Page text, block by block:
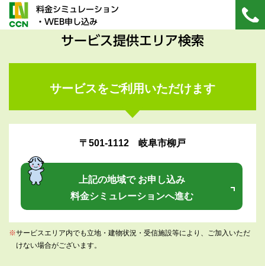
料金シミュレーション
・WEB申し込み
サービス提供エリア検索
サービスをご利用いただけます
〒501-1112 岐阜市柳戸
上記の地域で お申し込み
料金シミュレーションへ進む
※サービスエリア内でも立地・建物状況・受信施設等により、ご加入いただ
けない場合がございます。